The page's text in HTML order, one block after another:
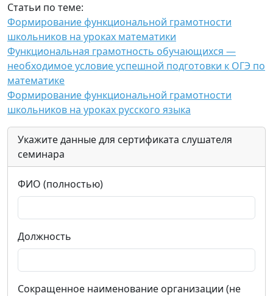
Статьи по теме:
Формирование функциональной грамотности
школьников на уроках математики
Функциональная грамотность обучающихся —
необходимое условие успешной подготовки к ОГЭ по
математике
Формирование функциональной грамотности
школьников на уроках русского языка
Укажите данные для сертификата слушателя
семинара
ФИО (полностью)
Должность
Сокращенное наименование организации (не